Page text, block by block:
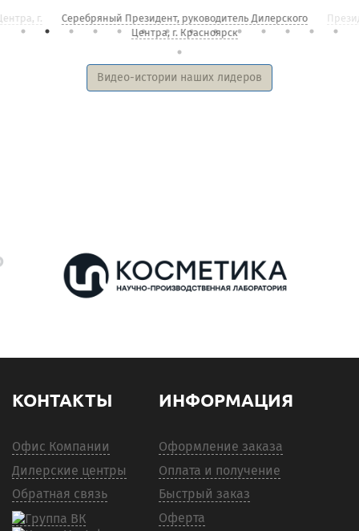
г.
Серебряный Президент, руководитель Дилерского
Центра, г. Красноярск
Видео-истории наших лидеров
КОНТАКТЫ
Офис Компании
Дилерские центры
Обратная связь
ИНФОРМАЦИЯ
Оформление заказа
Оплата и получение
Быстрый заказ
Оферта